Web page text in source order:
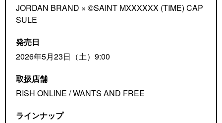
JORDAN BRAND × ©SAINT MXXXXXX (TIME) CAP
SULE
発売日
2026年5月23日（土）9:00
取扱店舗
RISH ONLINE / WANTS AND FREE
ラインナップ